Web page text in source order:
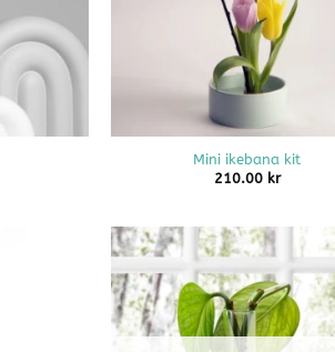
Mini ikebana kit
210.00 kr